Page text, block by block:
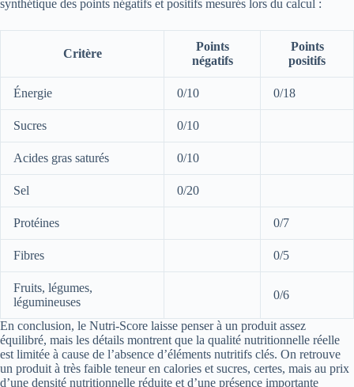
synthétique des points négatifs et positifs mesurés lors du calcul :
Critère
Points
négatifs
Points
positifs
Énergie 0/10 0/18
Sucres 0/10
Acides gras saturés 0/10
Sel 0/20
Protéines 0/7
Fibres 0/5
Fruits, légumes,
légumineuses
0/6
En conclusion, le Nutri-Score laisse penser à un produit assez
équilibré, mais les détails montrent que la qualité nutritionnelle réelle
est limitée à cause de l’absence d’éléments nutritifs clés. On retrouve
un produit à très faible teneur en calories et sucres, certes, mais au prix
d’une densité nutritionnelle réduite et d’une présence importante